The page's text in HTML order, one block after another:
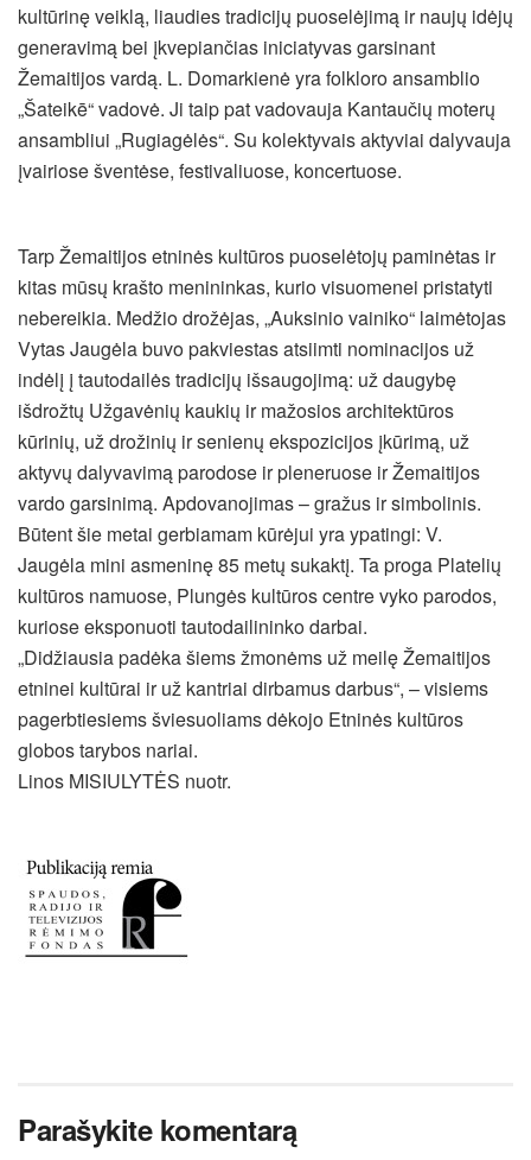
kultūrinę veiklą, liaudies tradicijų puoselėjimą ir naujų idėjų
generavimą bei įkvepiančias iniciatyvas garsinant
Žemaitijos vardą. L. Domarkienė yra folkloro ansamblio
„Šateikē“ vadovė. Ji taip pat vadovauja Kantaučių moterų
ansambliui „Rugiagėlės“. Su kolektyvais aktyviai dalyvauja
įvairiose šventėse, festivaliuose, koncertuose.
Tarp Žemaitijos etninės kultūros puoselėtojų paminėtas ir
kitas mūsų krašto menininkas, kurio visuomenei pristatyti
nebereikia. Medžio drožėjas, „Auksinio vainiko“ laimėtojas
Vytas Jaugėla buvo pakviestas atsiimti nominacijos už
indėlį į tautodailės tradicijų išsaugojimą: už daugybę
išdrožtų Užgavėnių kaukių ir mažosios architektūros
kūrinių, už drožinių ir senienų ekspozicijos įkūrimą, už
aktyvų dalyvavimą parodose ir pleneruose ir Žemaitijos
vardo garsinimą. Apdovanojimas – gražus ir simbolinis.
Būtent šie metai gerbiamam kūrėjui yra ypatingi: V.
Jaugėla mini asmeninę 85 metų sukaktį. Ta proga Platelių
kultūros namuose, Plungės kultūros centre vyko parodos,
kuriose eksponuoti tautodailininko darbai.
„Didžiausia padėka šiems žmonėms už meilę Žemaitijos
etninei kultūrai ir už kantriai dirbamus darbus“, – visiems
pagerbtiesiems šviesuoliams dėkojo Etninės kultūros
globos tarybos nariai.
Linos MISIULYTĖS nuotr.
Parašykite komentarą